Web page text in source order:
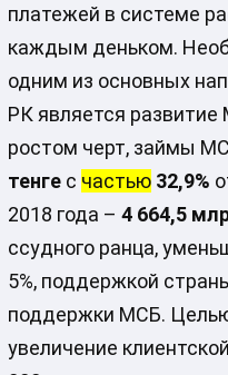
платежей в системе
каждым деньком.
одним из основных
РК является
ростом черт, займы
тенгес частью 32,9%
2018 года – 4 664,5
ссудного ранца,
5%, поддержкой
поддержки МСБ.
увеличение